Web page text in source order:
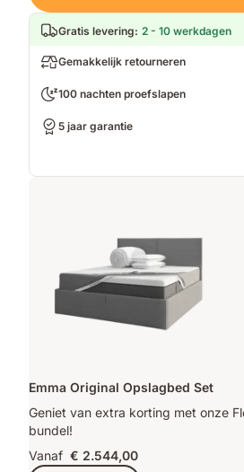
Gratis levering: 2 - 10 werkdagen
Gemakkelijk retourneren
100 nachten proefslapen
5 jaar garantie
Emma Original Opslagbed Set
Geniet van extra korting met onze
bundel!
Vanaf € 2.544,00